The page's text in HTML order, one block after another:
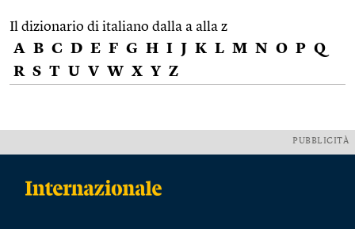
Il dizionario di italiano dalla a alla z
A B C D E F G H I J K L M N O P Q
R S T U V W X Y Z
PUBBLICITÀ